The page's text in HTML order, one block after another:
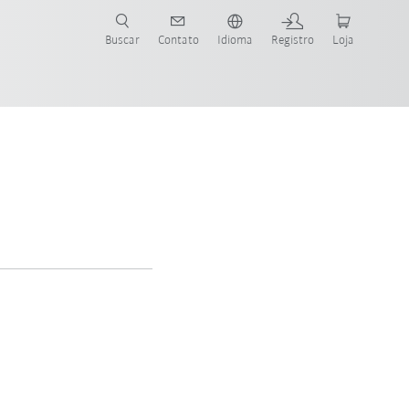
Buscar Contato Idioma Registro Loja